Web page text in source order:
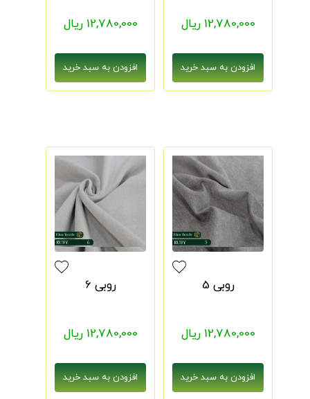
12,780,000 ریال 12,780,000 ریال
روبی 5
12,780,000 ریال
روبی 6
12,780,000 ریال